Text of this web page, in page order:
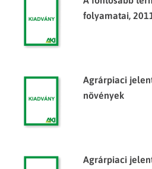
folyamatai,
Agrárpiaci
növények
Agrárpiaci